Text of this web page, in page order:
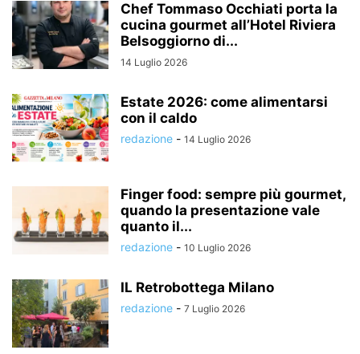
Chef Tommaso Occhiati porta la
cucina gourmet all’Hotel Riviera
Belsoggiorno di...
14 Luglio 2026
Estate 2026: come alimentarsi
con il caldo
redazione - 14 Luglio 2026
Finger food: sempre più gourmet,
quando la presentazione vale
quanto il...
redazione - 10 Luglio 2026
IL Retrobottega Milano
redazione - 7 Luglio 2026